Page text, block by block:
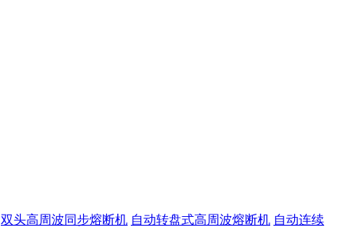
双头高周波同步熔断机 自动转盘式高周波熔断机 自动连续